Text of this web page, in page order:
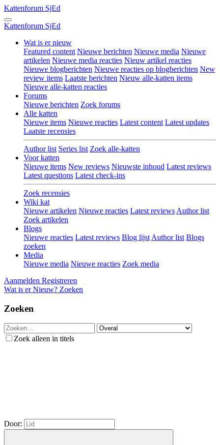
Kattenforum SjEd
Kattenforum SjEd
Wat is er nieuw
Featured content Nieuwe berichten Nieuwe media Nieuwe
artikelen Nieuwe media reacties Nieuw artikel reacties
Nieuwe blogberichten Nieuwe reacties op blogberichten New
review items Laatste berichten Nieuw alle-katten items
Nieuwe alle-katten reacties
Forums
Nieuwe berichten Zoek forums
Alle katten
Nieuwe items Nieuwe reacties Latest content Latest updates
Laatste recensies
Author list Series list Zoek alle-katten
Voor katten
Nieuwe items New reviews Nieuwste inhoud Latest reviews
Latest questions Latest check-ins
Zoek recensies
Wiki kat
Nieuwe artikelen Nieuwe reacties Latest reviews Author list
Zoek artikelen
Blogs
Nieuwe reacties Latest reviews Blog lijst Author list Blogs
zoeken
Media
Nieuwe media Nieuwe reacties Zoek media
Aanmelden Registreren
Wat is er Nieuw? Zoeken
Zoeken
Zoek alleen in titels
Door: